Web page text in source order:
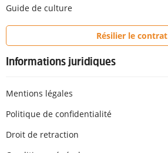
Guide de culture
Résilier le contrat
Informations juridiques
Mentions légales
Politique de confidentialité
Droit de retraction